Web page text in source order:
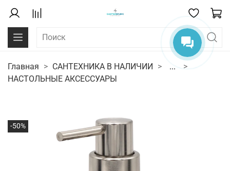
Главная САНТЕХНИКА В НАЛИЧИИ
...
НАСТОЛЬНЫЕ АКСЕССУАРЫ
-50%